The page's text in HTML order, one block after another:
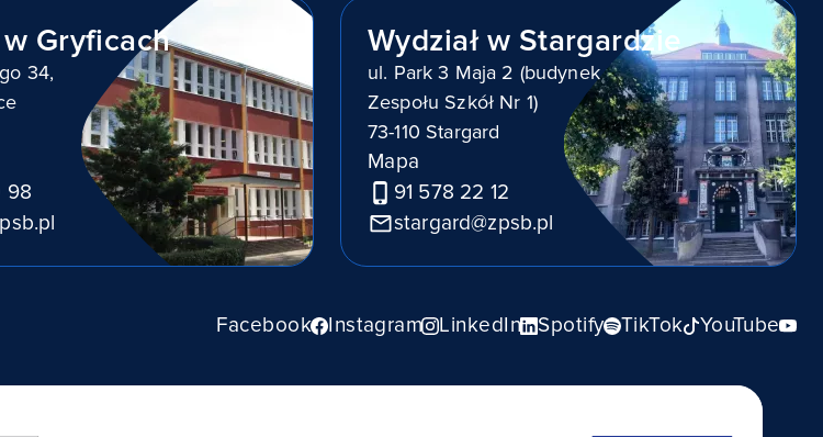
w Gryficach
34,
98
Wydział w Stargardzie
ul. Park 3 Maja 2 (budynek
Zespołu Szkół Nr 1)
73-110 Stargard
Mapa
91 578 22 12
stargard@zpsb.pl
Facebook Instagram LinkedIn Spotify TikTok YouTube